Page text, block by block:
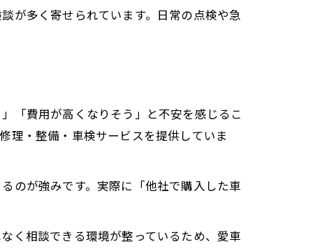
が多く寄せられています。日常の点検や急
「費用が高くなりそう」と不安を感じるこ
理・整備・車検サービスを提供していま
のが強みです。実際に「他社で購入した車
く相談できる環境が整っているため、愛車